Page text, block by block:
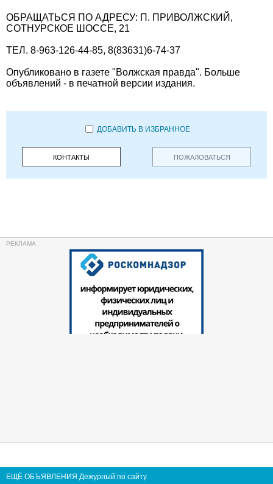
ОБРАЩАТЬСЯ ПО АДРЕСУ: П. ПРИВОЛЖСКИЙ,
СОТНУРСКОЕ ШОССЕ, 21
ТЕЛ. 8-963-126-44-85, 8(83631)6-74-37
Опубликовано в газете "Волжская правда". Больше
объявлений - в печатной версии издания.
ДОБАВИТЬ В ИЗБРАННОЕ
КОНТАКТЫ ПОЖАЛОВАТЬСЯ
ЕЩЁ ОБЪЯВЛЕНИЯ Дежурный по сайту